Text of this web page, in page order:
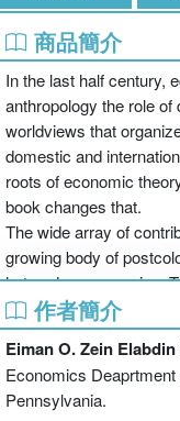
商品簡介
In the last half century,
anthropology the role
worldviews that
domestic and
roots of economic
book changes that.
The wide array of
growing body of
heterodox economics.
postcolonial studies,
of economic questions
intellectual and
economics, history,
political science and
作者簡介
Eiman O. Zein Elabdin
Economics
Pennsylvania.